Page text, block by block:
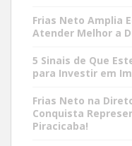
Frias Neto Amplia
Atender Melhor a
5 Sinais de Que
para Investir em
Frias Neto na
Conquista
Piracicaba!